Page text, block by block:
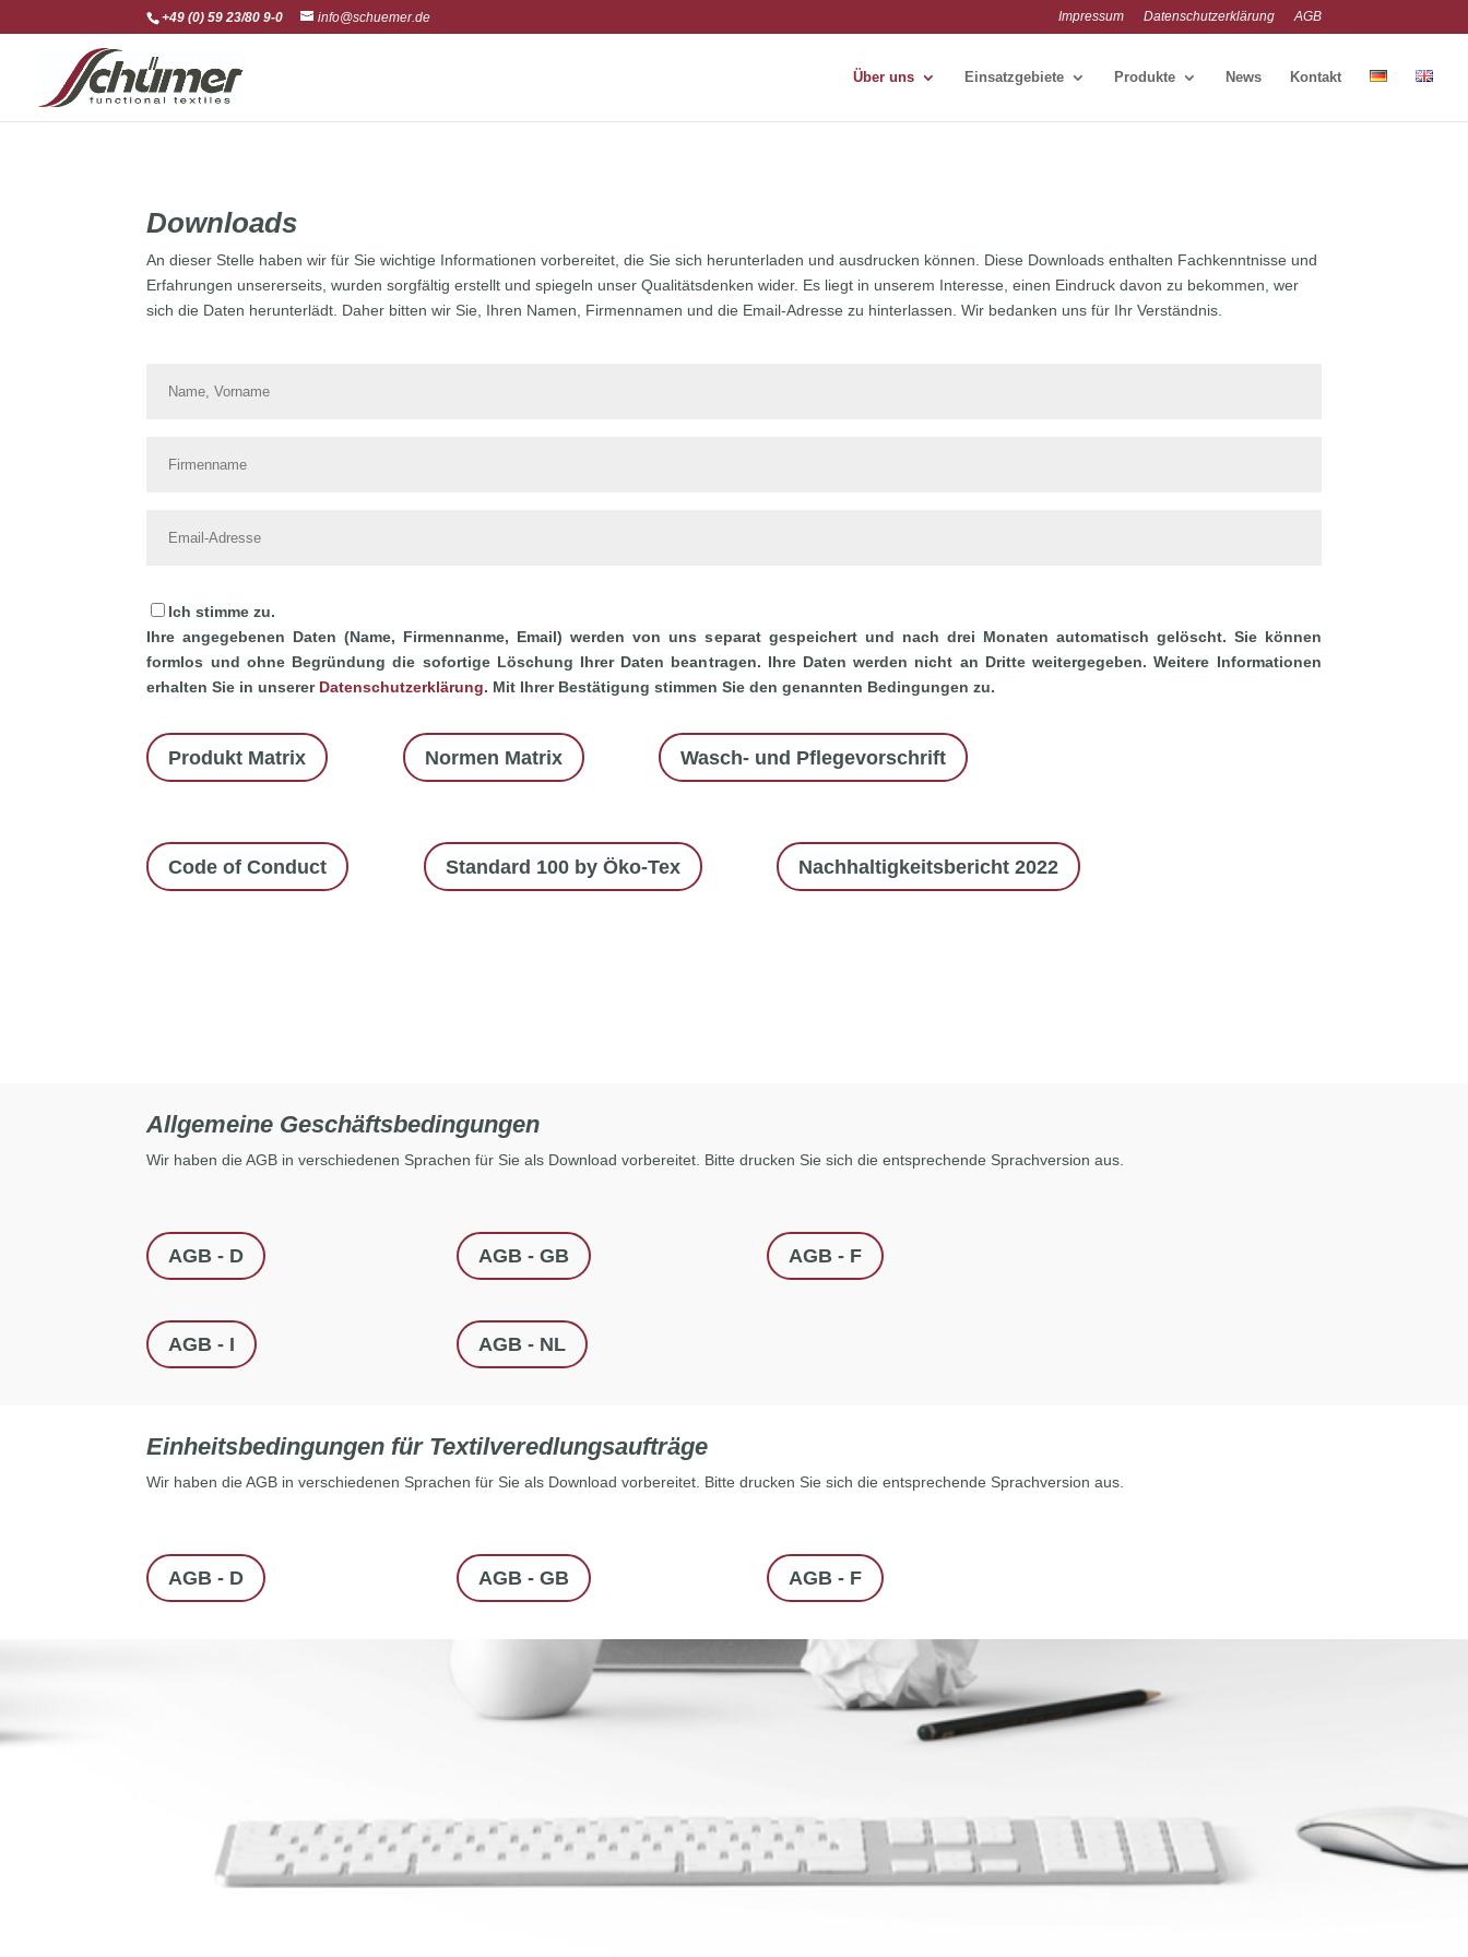
+49 (0) 59 23/80 9-0 info@schuemer.de Impressum Datenschutzerklärung AGB
Über uns Einsatzgebiete Produkte News Kontakt
Downloads
An dieser Stelle haben wir für Sie wichtige Informationen vorbereitet, die Sie sich herunterladen und ausdrucken können. Diese Downloads enthalten Fachkenntnisse und
Erfahrungen unsererseits, wurden sorgfältig erstellt und spiegeln unser Qualitätsdenken wider. Es liegt in unserem Interesse, einen Eindruck davon zu bekommen, wer
sich die Daten herunterlädt. Daher bitten wir Sie, Ihren Namen, Firmennamen und die Email-Adresse zu hinterlassen. Wir bedanken uns für Ihr Verständnis.
Ich stimme zu.
Ihre angegebenen Daten (Name, Firmennanme, Email) werden von uns separat gespeichert und nach drei Monaten automatisch gelöscht. Sie können
formlos und ohne Begründung die sofortige Löschung Ihrer Daten beantragen. Ihre Daten werden nicht an Dritte weitergegeben. Weitere Informationen
erhalten Sie in unserer Datenschutzerklärung. Mit Ihrer Bestätigung stimmen Sie den genannten Bedingungen zu.
Allgemeine Geschäftsbedingungen
Wir haben die AGB in verschiedenen Sprachen für Sie als Download vorbereitet. Bitte drucken Sie sich die entsprechende Sprachversion aus.
AGB - D
AGB - I
AGB - GB
AGB - NL
AGB - F
Einheitsbedingungen für Textilveredlungsaufträge
Wir haben die AGB in verschiedenen Sprachen für Sie als Download vorbereitet. Bitte drucken Sie sich die entsprechende Sprachversion aus.
AGB - D AGB - GB AGB - F